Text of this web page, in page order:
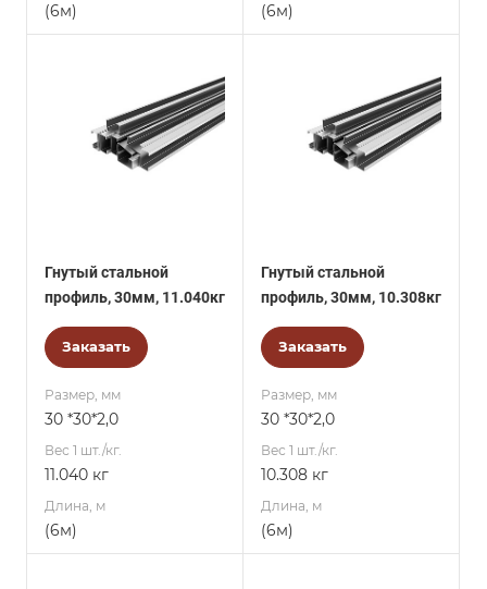
(6м) (6м)
Гнутый стальной
профиль, 30мм, 11.040кг
Заказать
Размер, мм
30 *30*2,0
Вес 1 шт./кг.
11.040 кг
Длина, м
(6м)
Гнутый стальной
профиль, 30мм, 10.308кг
Заказать
Размер, мм
30 *30*2,0
Вес 1 шт./кг.
10.308 кг
Длина, м
(6м)